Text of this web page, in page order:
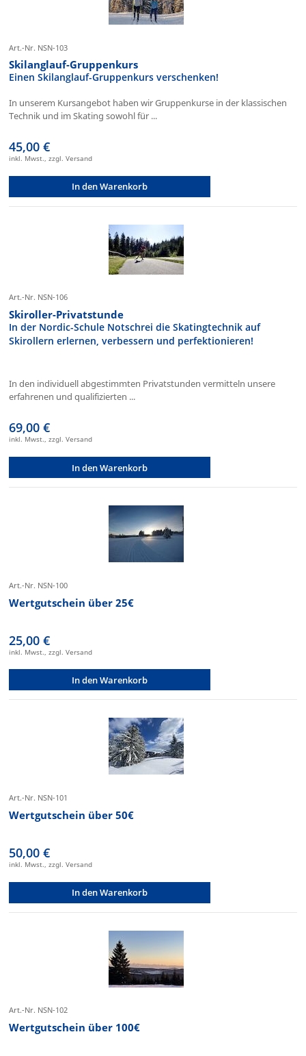
Art.-Nr. NSN-103
Skilanglauf-Gruppenkurs
Einen Skilanglauf-Gruppenkurs verschenken!
In unserem Kursangebot haben wir Gruppenkurse in der klassischen
Technik und im Skating sowohl für ...
45,00 €
inkl. Mwst., zzgl. Versand
In den Warenkorb
Art.-Nr. NSN-106
Skiroller-Privatstunde
In der Nordic-Schule Notschrei die Skatingtechnik auf
Skirollern erlernen, verbessern und perfektionieren!
In den individuell abgestimmten Privatstunden vermitteln unsere
erfahrenen und qualifizierten ...
69,00 €
inkl. Mwst., zzgl. Versand
In den Warenkorb
Art.-Nr. NSN-100
Wertgutschein über 25€
25,00 €
inkl. Mwst., zzgl. Versand
In den Warenkorb
Art.-Nr. NSN-101
Wertgutschein über 50€
50,00 €
inkl. Mwst., zzgl. Versand
In den Warenkorb
Art.-Nr. NSN-102
Wertgutschein über 100€